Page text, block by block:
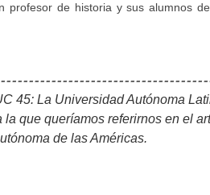
profesor de historia y sus alumnos
45: La Universidad Autónoma
la que queríamos referirnos en el
de las Américas.